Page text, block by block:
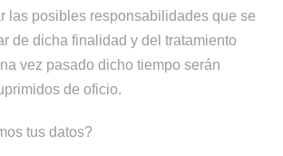
las posibles responsabilidades que se
de dicha finalidad y del tratamiento
vez pasado dicho tiempo serán
de oficio.
tus datos?